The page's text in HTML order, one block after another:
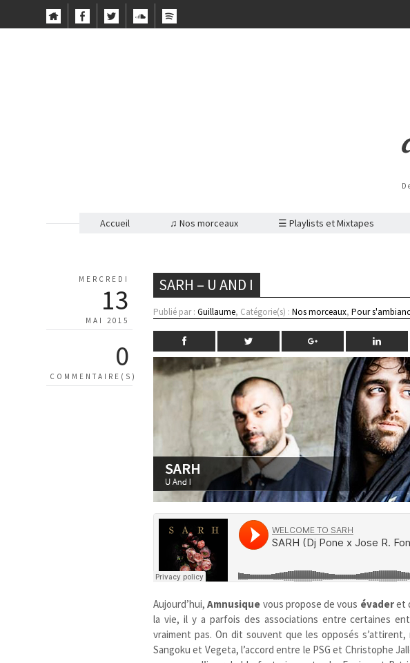
Accueil ♫ Nos morceaux ☰ Playlists et Mixtapes
MERCREDI
13
MAI 2015
0
COMMENTAIRE(S)
SARH – U AND I
Publié par :Guillaume, Catégorie(s) :Nos morceaux,Pour
Aujourd’hui,Amnusique vous propose de vous évaderet
la vie, il y a parfois des associations entre certaines
vraiment pas. On dit souvent que les opposés
Sangoku et Vegeta, l’accord entre le PSG et Christophe